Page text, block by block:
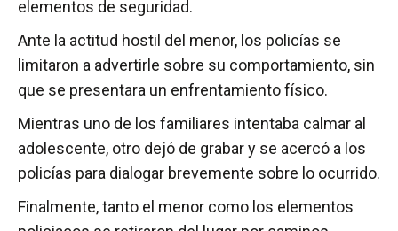
elementos de seguridad.
Ante la actitud hostil del menor, los policías se
limitaron a advertirle sobre su comportamiento, sin
que se presentara un enfrentamiento físico.
Mientras uno de los familiares intentaba calmar al
adolescente, otro dejó de grabar y se acercó a los
policías para dialogar brevemente sobre lo ocurrido.
Finalmente, tanto el menor como los elementos